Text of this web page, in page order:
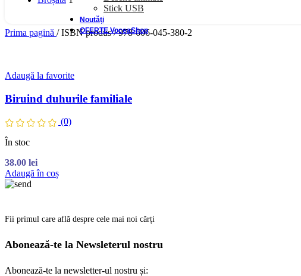
Stick USB
Noutăți
OFERTE VoceaShop
Prima pagină / ISBN produs/ 978-606-045-380-2
Adaugă la favorite
Biruind duhurile familiale
(0)
În stoc
38.00 lei
Adaugă în coș
Fii primul care află despre cele mai noi cărți
Abonează-te la Newsleterul nostru
Abonează-te la newsletter-ul nostru și: